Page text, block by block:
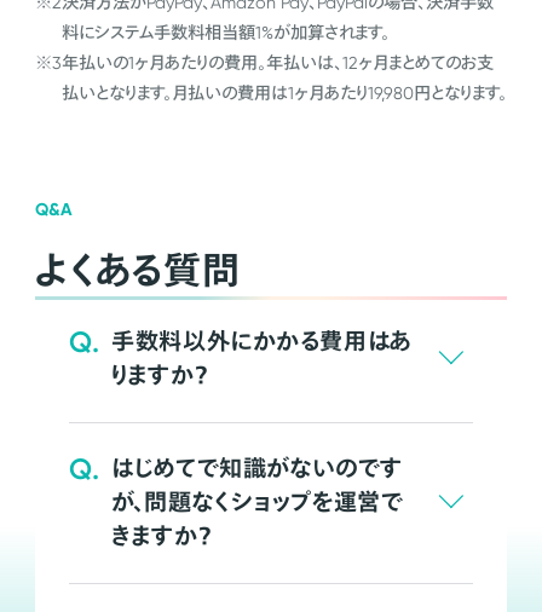
料にシステム手数料相当額1%が加算されます。
※3年払いの1ヶ月あたりの費用。年払いは、12ヶ月まとめてのお支
払いとなります。月払いの費用は1ヶ月あたり19,980円となります。
Q&A
よくある質問
Q. 手数料以外にかかる費用はあ
りますか？
Q. はじめてで知識がないのです
が、問題なくショップを運営で
きますか？